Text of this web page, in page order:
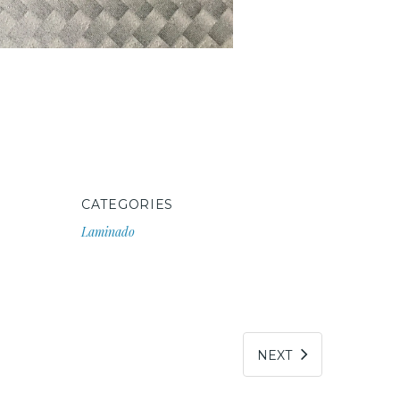
CATEGORIES
Laminado
NEXT